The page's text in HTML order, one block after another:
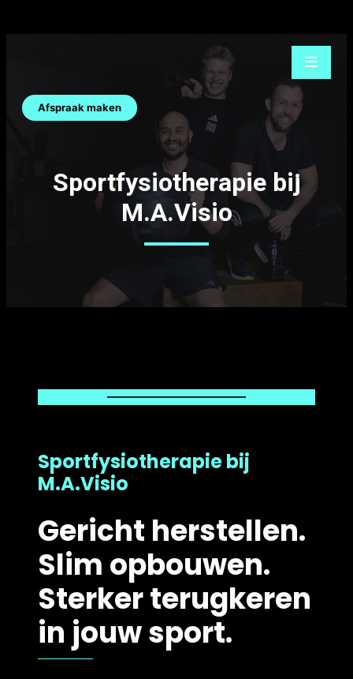
Afspraak maken
Sportfysiotherapie bij
M.A.Visio
Sportfysiotherapie bij
M.A.Visio
Gericht herstellen.
Slim opbouwen.
Sterker terugkeren
in jouw sport.